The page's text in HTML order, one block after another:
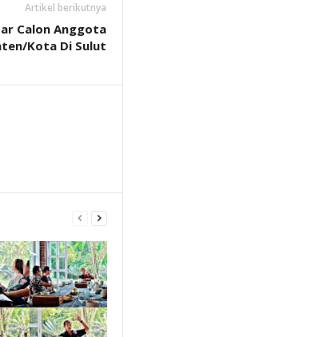
Artikel berikutnya
Calon Anggota
Kota Di Sulut